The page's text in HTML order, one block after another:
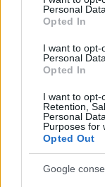
Personal Data.
Opted In
I want to opt-
Personal
Opted In
I want to opt-
Retention,
Personal
Purposes for
Opted Out
Google
Brent cae un
Lucía Herrera · 6 Ago
NEWS